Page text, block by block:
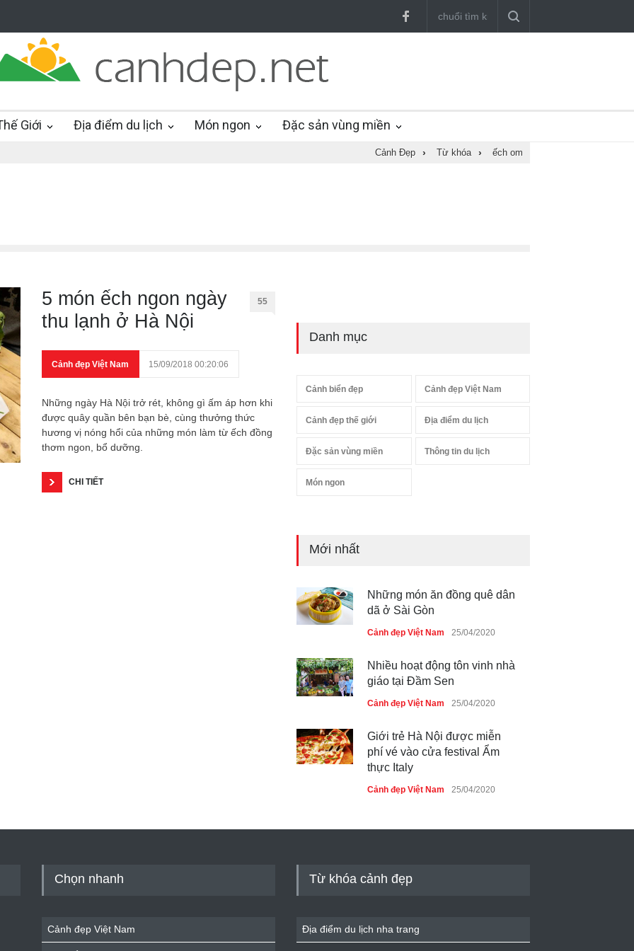
Giới Địa điểm du lịch Món ngon Đặc sản vùng miền
Cảnh Đẹp › Từ khóa › ếch om
5 món ếch ngon ngày
thu lạnh ở Hà Nội
55
Cảnh đẹp Việt Nam 15/09/2018 00:20:06
Những ngày Hà Nội trở rét, không gì ấm áp hơn khi
được quây quần bên bạn bè, cùng thưởng thức
hương vị nóng hổi của những món làm từ ếch đồng
thơm ngon, bổ dưỡng.
CHI TIẾT
Danh mục
Cảnh biển đẹp Cảnh đẹp Việt Nam
Cảnh đẹp thế giới Địa điểm du lịch
Đặc sản vùng miền Thông tin du lịch
Món ngon
Mới nhất
Những món ăn đồng quê dân
dã ở Sài Gòn
Cảnh đẹp Việt Nam 25/04/2020
Nhiều hoạt động tôn vinh nhà
giáo tại Đầm Sen
Cảnh đẹp Việt Nam 25/04/2020
Giới trẻ Hà Nội được miễn
phí vé vào cửa festival Ẩm
thực Italy
Cảnh đẹp Việt Nam 25/04/2020
Cảnh đẹp Việt Nam
Chọn nhanh
Cảnh đẹp Việt Nam
Từ khóa cảnh đẹp
Địa điểm du lịch nha trang